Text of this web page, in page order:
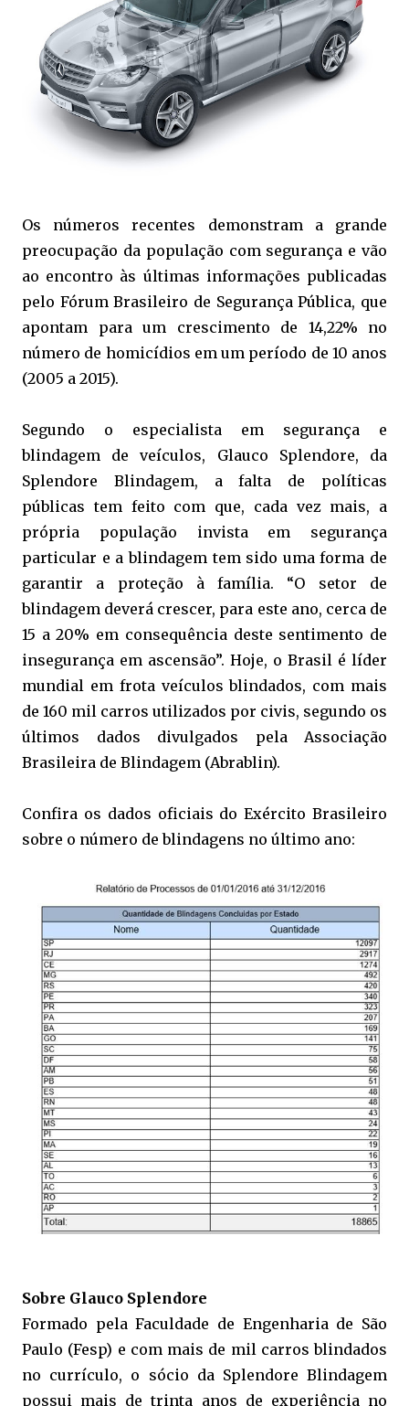
Os números recentes demonstram a grande
preocupação da população com segurança e vão
ao encontro às últimas informações publicadas
pelo Fórum Brasileiro de Segurança Pública, que
apontam para um crescimento de 14,22% no
número de homicídios em um período de 10 anos
(2005 a 2015).
Segundo o especialista em segurança e
blindagem de veículos, Glauco Splendore, da
Splendore Blindagem, a falta de políticas
públicas tem feito com que, cada vez mais, a
própria população invista em segurança
particular e a blindagem tem sido uma forma de
garantir a proteção à família. “O setor de
blindagem deverá crescer, para este ano, cerca de
15 a 20% em consequência deste sentimento de
insegurança em ascensão”. Hoje, o Brasil é líder
mundial em frota veículos blindados, com mais
de 160 mil carros utilizados por civis, segundo os
últimos dados divulgados pela Associação
Brasileira de Blindagem (Abrablin).
Confira os dados oficiais do Exército Brasileiro
sobre o número de blindagens no último ano:
Sobre Glauco Splendore
Formado pela Faculdade de Engenharia de São
Paulo (Fesp) e com mais de mil carros blindados
no currículo, o sócio da Splendore Blindagem
possui mais de trinta anos de experiência no